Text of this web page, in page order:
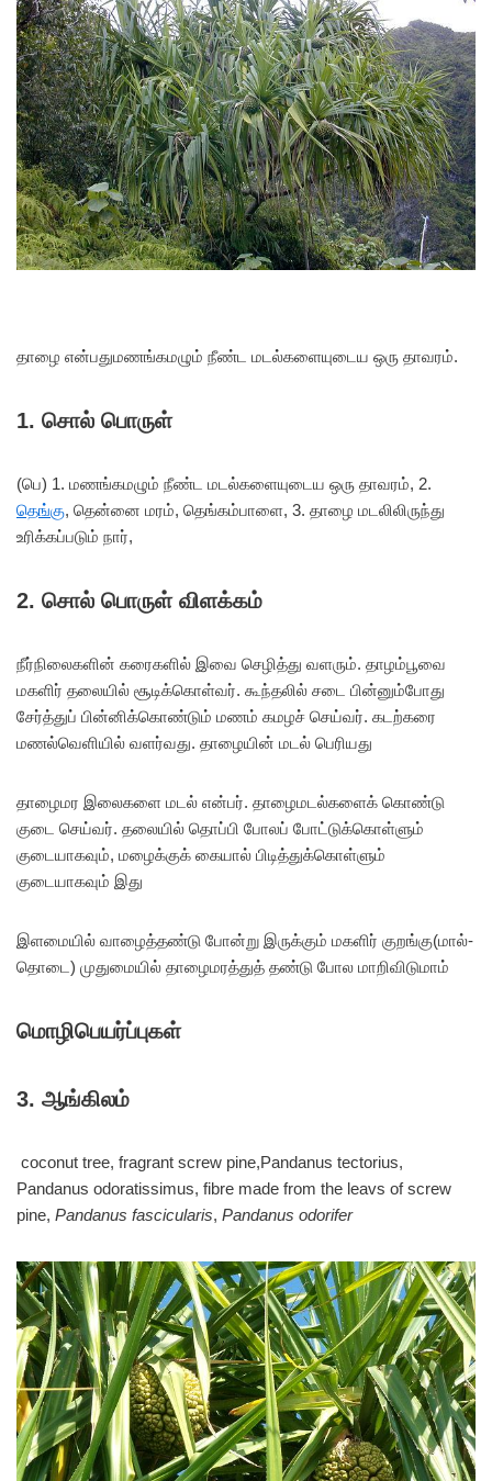
தாழை என்பதுமணங்கமழும் நீண்ட மடல்களையுடைய ஒரு தாவரம்.
1. சொல் பொருள்
(பெ) 1. மணங்கமழும் நீண்ட மடல்களையுடைய ஒரு தாவரம், 2.
தெங்கு, தென்னை மரம், தெங்கம்பாளை, 3. தாழை மடலிலிருந்து
உரிக்கப்படும் நார்,
2. சொல் பொருள் விளக்கம்
நீர்நிலைகளின் கரைகளில் இவை செழித்து வளரும். தாழம்பூவை
மகளிர் தலையில் சூடிக்கொள்வர். கூந்தலில் சடை பின்னும்போது
சேர்த்துப் பின்னிக்கொண்டும் மணம் கமழச் செய்வர். கடற்கரை
மணல்வெளியில் வளர்வது. தாழையின் மடல் பெரியது
தாழைமர இலைகளை மடல் என்பர். தாழைமடல்களைக் கொண்டு
குடை செய்வர். தலையில் தொப்பி போலப் போட்டுக்கொள்ளும்
குடையாகவும், மழைக்குக் கையால் பிடித்துக்கொள்ளும்
குடையாகவும் இது
இளமையில் வாழைத்தண்டு போன்று இருக்கும் மகளிர் குறங்கு(மால்-
தொடை) முதுமையில் தாழைமரத்துத் தண்டு போல மாறிவிடுமாம்
மொழிபெயர்ப்புகள்
3. ஆங்கிலம்
coconut tree, fragrant screw pine,Pandanus tectorius,
Pandanus odoratissimus, fibre made from the leavs of screw
pine, Pandanus fascicularis, Pandanus odorifer